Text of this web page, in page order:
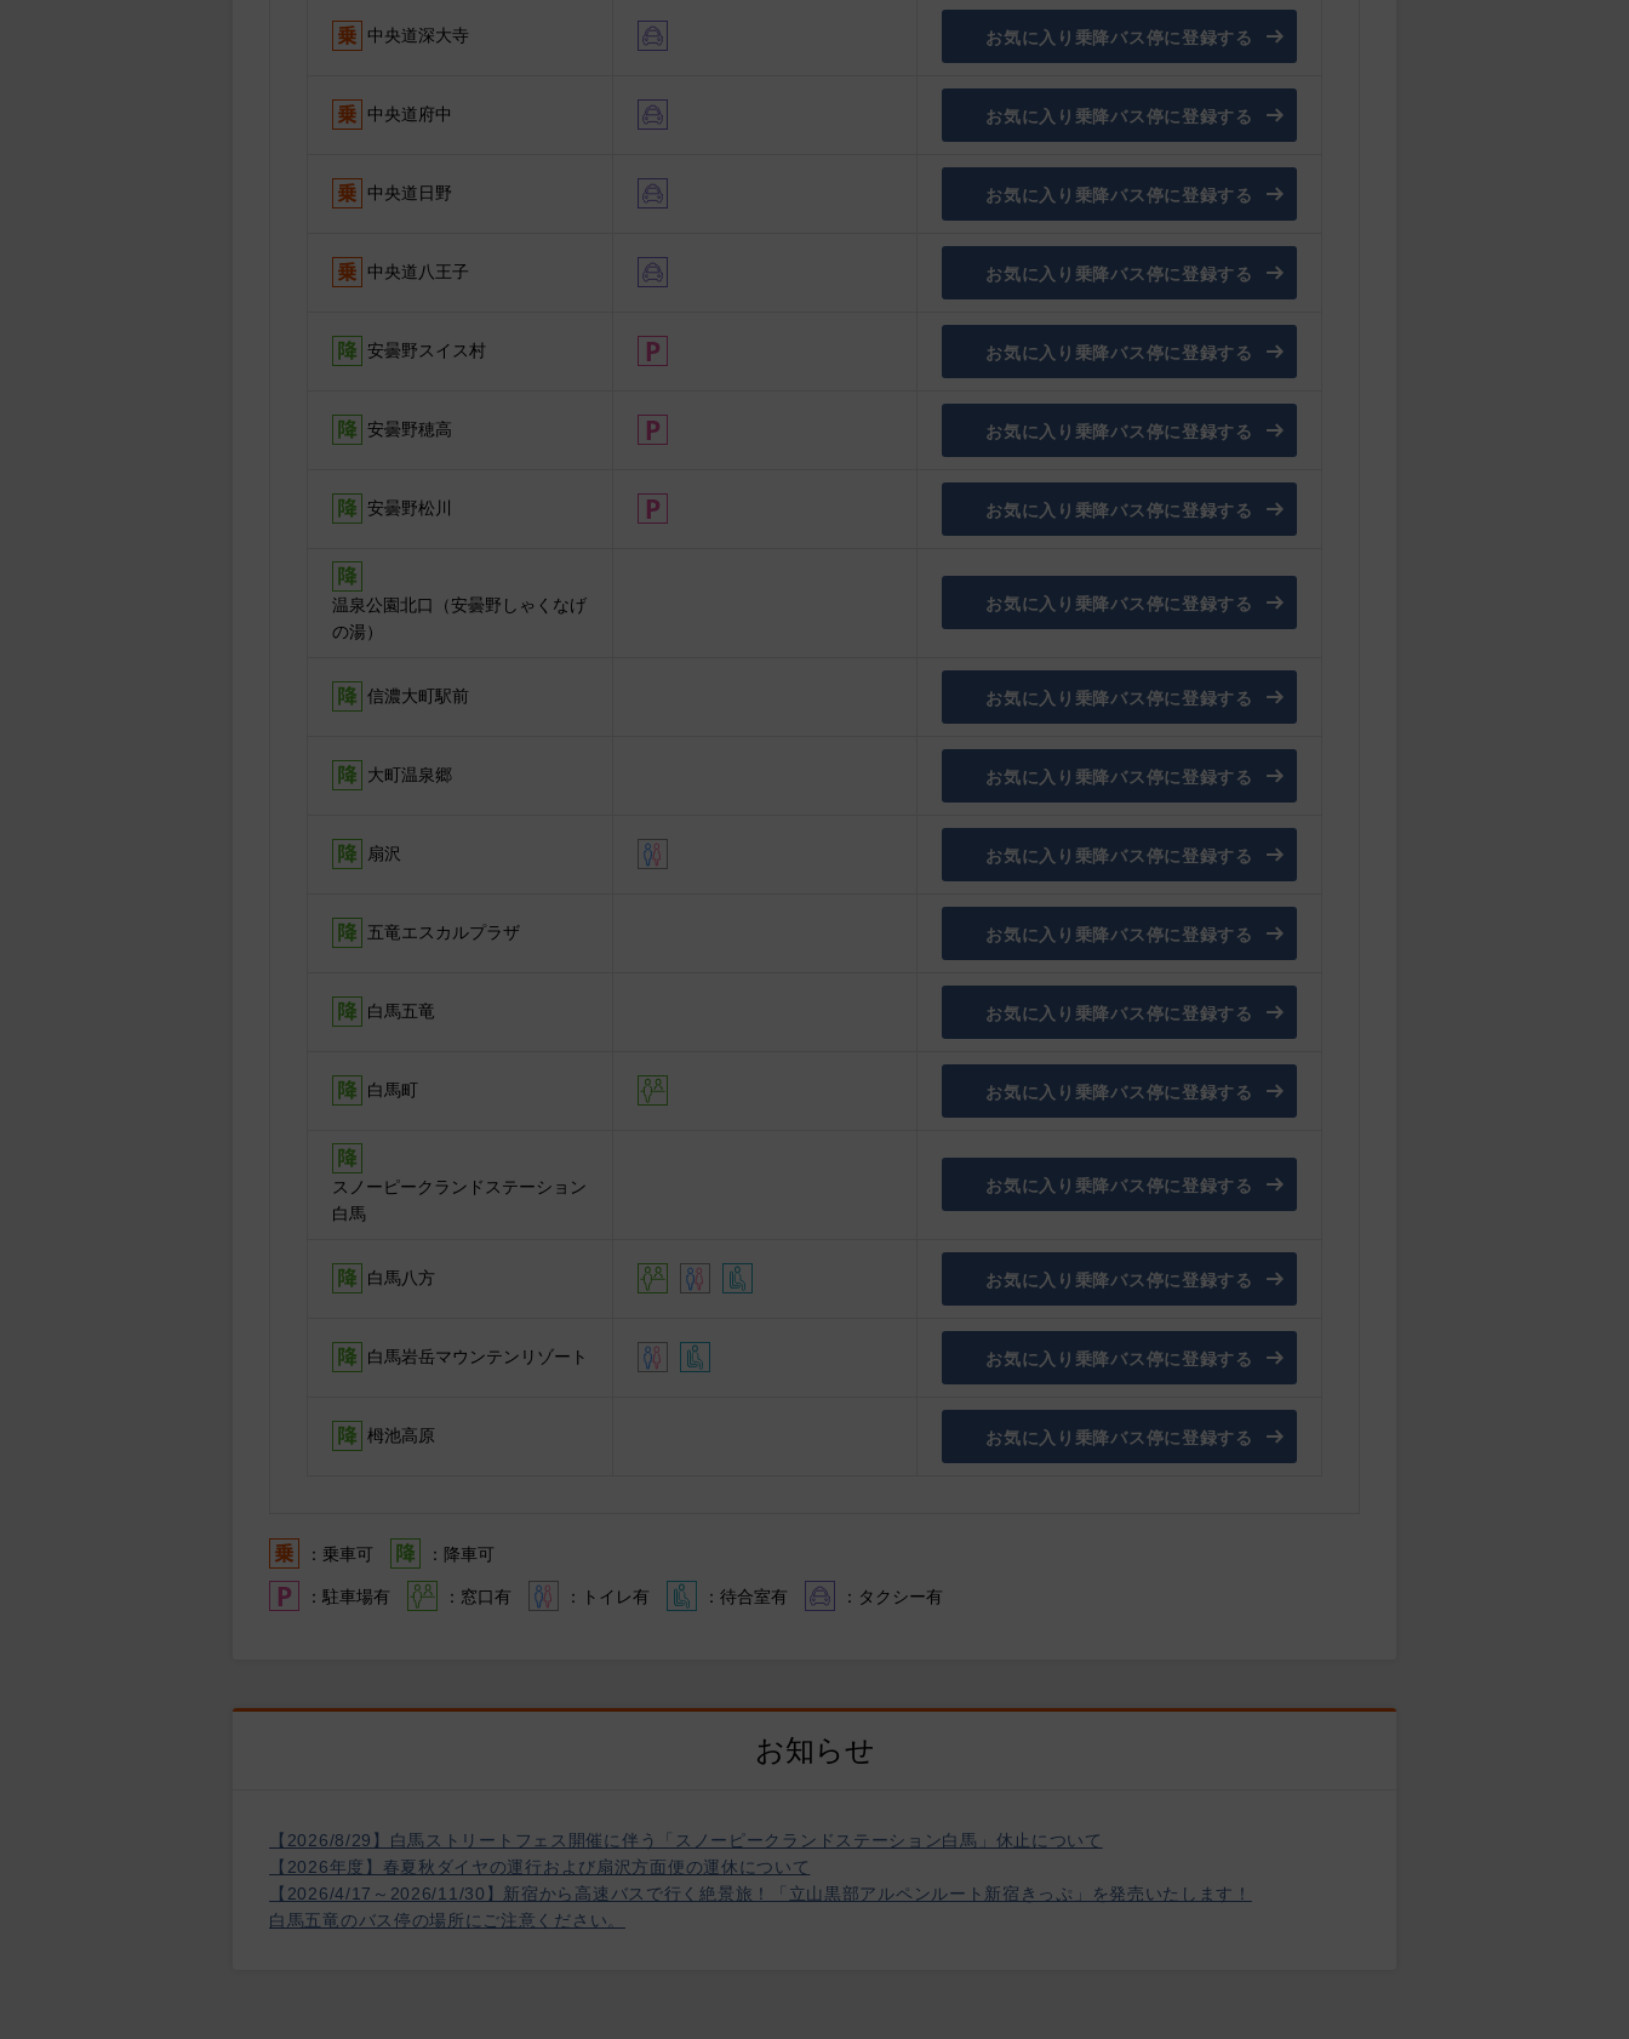
中央道深大寺 お気に入り乗降バス停に登録する
中央道府中 お気に入り乗降バス停に登録する
中央道日野 お気に入り乗降バス停に登録する
中央道八王子 お気に入り乗降バス停に登録する
安曇野スイス村 お気に入り乗降バス停に登録する
安曇野穂高 お気に入り乗降バス停に登録する
安曇野松川 お気に入り乗降バス停に登録する
温泉公園北口（安曇野しゃくなげ
の湯）
お気に入り乗降バス停に登録する
信濃大町駅前 お気に入り乗降バス停に登録する
大町温泉郷 お気に入り乗降バス停に登録する
扇沢 お気に入り乗降バス停に登録する
五竜エスカルプラザ お気に入り乗降バス停に登録する
白馬五竜 お気に入り乗降バス停に登録する
白馬町 お気に入り乗降バス停に登録する
スノーピークランドステーション
白馬
お気に入り乗降バス停に登録する
白馬八方 お気に入り乗降バス停に登録する
白馬岩岳マウンテンリゾート お気に入り乗降バス停に登録する
栂池高原 お気に入り乗降バス停に登録する
：乗車可 ：降車可
：駐車場有 ：窓口有 ：トイレ有 ：待合室有 ：タクシー有
お知らせ
【2026/8/29】白馬ストリートフェス開催に伴う「スノーピークランドステーション白馬」休止について
【2026年度】春夏秋ダイヤの運行および扇沢方面便の運休について
【2026/4/17～2026/11/30】新宿から高速バスで行く絶景旅！「立山黒部アルペンルート新宿きっぷ」を発売いたします！
白馬五竜のバス停の場所にご注意ください。